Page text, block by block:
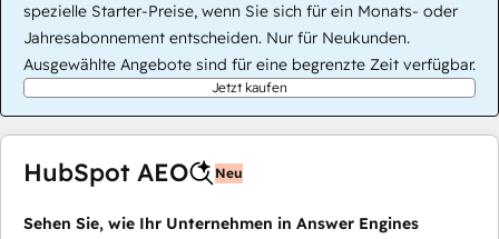
spezielle Starter-Preise, wenn Sie sich für ein Monats- oder
Jahresabonnement entscheiden. Nur für Neukunden.
Ausgewählte Angebote sind für eine begrenzte Zeit verfügbar.
Jetzt kaufen
HubSpot AEO Neu
Sehen Sie, wie Ihr Unternehmen in Answer Engines